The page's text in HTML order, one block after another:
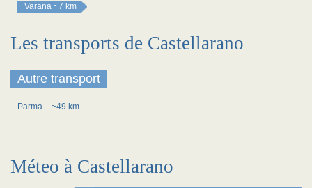
Varana ~7 km
Les transports de Castellarano
Autre transport
Parma ~49 km
Méteo à Castellarano